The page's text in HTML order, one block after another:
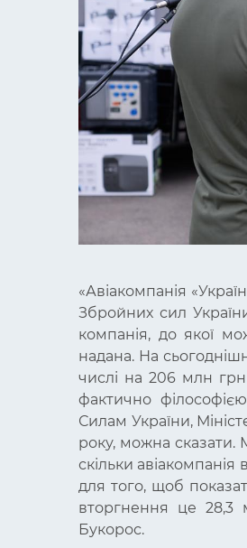
«Авіакомпанія
Збройних сил
компанія, до якої
надана. На
числі на 206 млн
фактично
Силам України,
року, можна сказати.
скільки
для того, щоб
вторгнення це 28,3
Букорос.